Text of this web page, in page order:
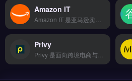
Amazon IT
Privy